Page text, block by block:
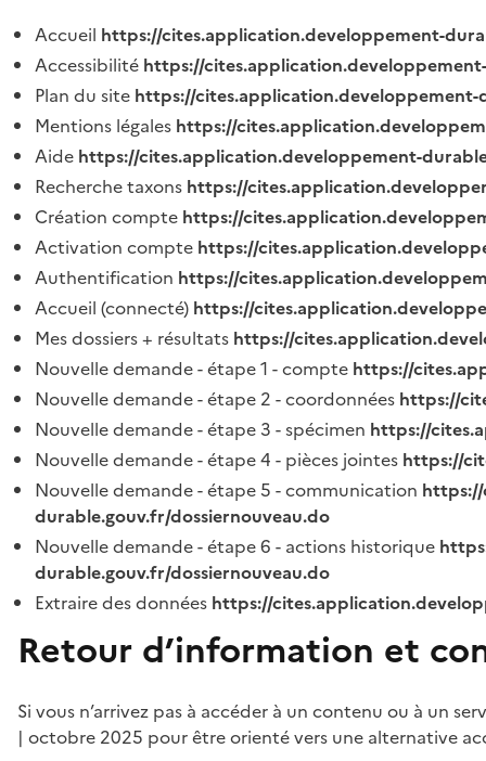
Accueil https://cites.application.developpement-
Accessibilité https://
Plan du site https://
Mentions légales https://
Aide https://cites.application.developpement-
Recherche taxons https://
Création compte https://
Activation compte https://
Authentification https://
Accueil (connecté) https://
Mes dossiers + résultats https://
Nouvelle demande - étape 1 - compte https://
Nouvelle demande - étape 2 - coordonnées https://
Nouvelle demande - étape 3 - spécimen https://
Nouvelle demande - étape 4 - pièces jointes https://
Nouvelle demande - étape 5 - communication
durable.gouv.fr/dossiernouveau.do
Nouvelle demande - étape 6 - actions historique
durable.gouv.fr/dossiernouveau.do
Extraire des données https://
Retour d’information et
Si vous n’arrivez pas à accéder à un contenu ou à un
| octobre 2025 pour être orienté vers une alternative